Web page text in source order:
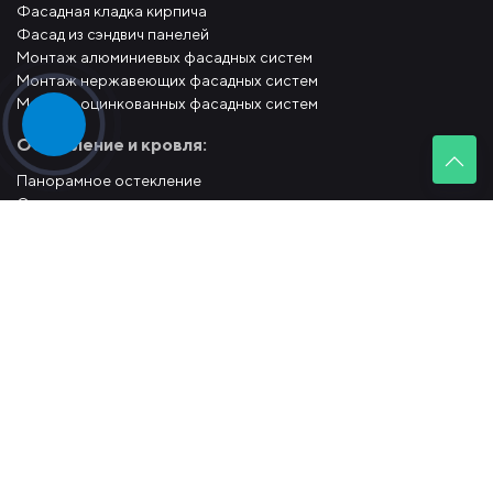
Фасадная кладка кирпича
Фасад из сэндвич панелей
Монтаж алюминиевых фасадных систем
Монтаж нержавеющих фасадных систем
Монтаж оцинкованных фасадных систем
Остекление и кровля:
Панорамное остекление
Стоечно-ригельное остекление